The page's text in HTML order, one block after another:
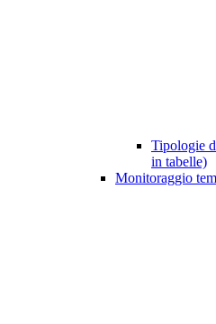
Tipologie
in tabelle)
Monitoraggio